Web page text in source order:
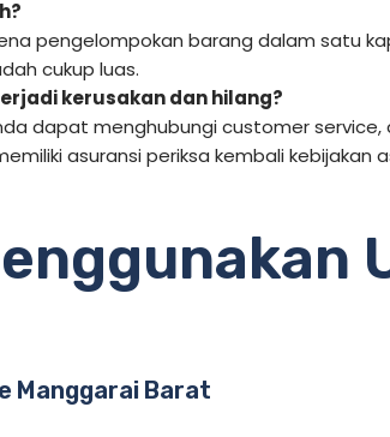
pengelompokan barang dalam satu
cukup luas.
kerusakan dan hilang?
dapat menghubungi customer
asuransi periksa kembali kebijakan
Manggarai Barat